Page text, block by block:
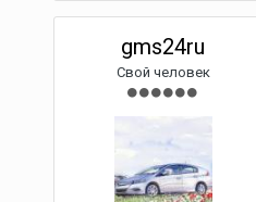
gms24ru
Свой человек